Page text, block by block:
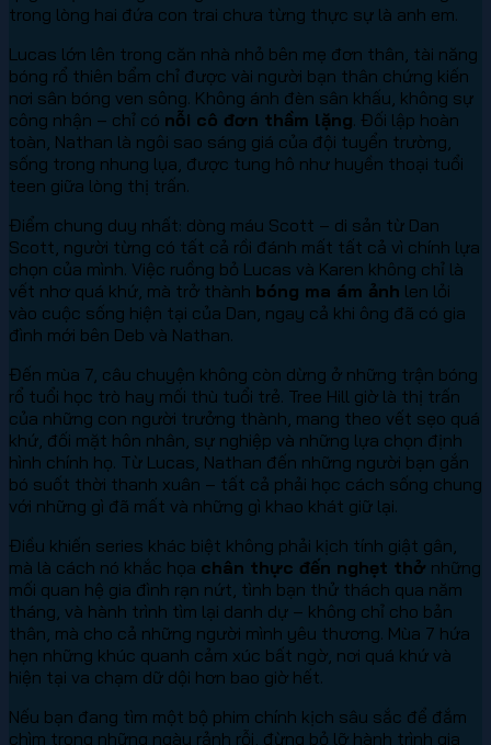
trong lòng hai đứa con trai chưa từng thực sự là anh em.
Lucas lớn lên trong căn nhà nhỏ bên mẹ đơn thân, tài năng
bóng rổ thiên bẩm chỉ được vài người bạn thân chứng kiến
nơi sân bóng ven sông. Không ánh đèn sân khấu, không sự
công nhận – chỉ có nỗi cô đơn thầm lặng. Đối lập hoàn
toàn, Nathan là ngôi sao sáng giá của đội tuyển trường,
sống trong nhung lụa, được tung hô như huyền thoại tuổi
teen giữa lòng thị trấn.
Điểm chung duy nhất: dòng máu Scott – di sản từ Dan
Scott, người từng có tất cả rồi đánh mất tất cả vì chính lựa
chọn của mình. Việc ruồng bỏ Lucas và Karen không chỉ là
vết nhơ quá khứ, mà trở thành bóng ma ám ảnh len lỏi
vào cuộc sống hiện tại của Dan, ngay cả khi ông đã có gia
đình mới bên Deb và Nathan.
Đến mùa 7, câu chuyện không còn dừng ở những trận bóng
rổ tuổi học trò hay mối thù tuổi trẻ. Tree Hill giờ là thị trấn
của những con người trưởng thành, mang theo vết sẹo quá
khứ, đối mặt hôn nhân, sự nghiệp và những lựa chọn định
hình chính họ. Từ Lucas, Nathan đến những người bạn gắn
bó suốt thời thanh xuân – tất cả phải học cách sống chung
với những gì đã mất và những gì khao khát giữ lại.
Điều khiến series khác biệt không phải kịch tính giật gân,
mà là cách nó khắc họa chân thực đến nghẹt thở những
mối quan hệ gia đình rạn nứt, tình bạn thử thách qua năm
tháng, và hành trình tìm lại danh dự – không chỉ cho bản
thân, mà cho cả những người mình yêu thương. Mùa 7 hứa
hẹn những khúc quanh cảm xúc bất ngờ, nơi quá khứ và
hiện tại va chạm dữ dội hơn bao giờ hết.
Nếu bạn đang tìm một bộ phim chính kịch sâu sắc để đắm
chìm trong những ngày rảnh rỗi, đừng bỏ lỡ hành trình gia